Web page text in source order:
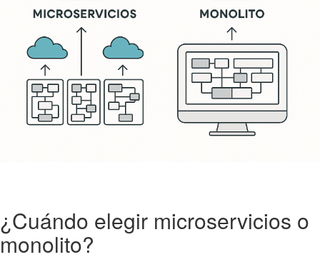
¿Cuándo elegir microservicios o
monolito?